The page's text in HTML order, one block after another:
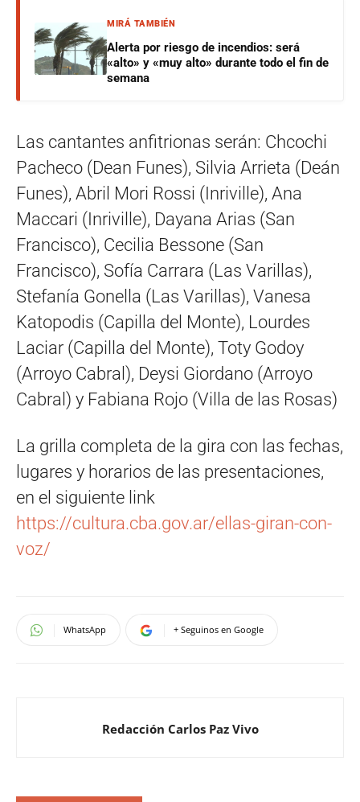
MIRÁ TAMBIÉN
Alerta por riesgo de incendios: será
«alto» y «muy alto» durante todo el fin de
semana
Las cantantes anfitrionas serán: Chcochi
Pacheco (Dean Funes), Silvia Arrieta (Deán
Funes), Abril Mori Rossi (Inriville), Ana
Maccari (Inriville), Dayana Arias (San
Francisco), Cecilia Bessone (San
Francisco), Sofía Carrara (Las Varillas),
Stefanía Gonella (Las Varillas), Vanesa
Katopodis (Capilla del Monte), Lourdes
Laciar (Capilla del Monte), Toty Godoy
(Arroyo Cabral), Deysi Giordano (Arroyo
Cabral) y Fabiana Rojo (Villa de las Rosas)
La grilla completa de la gira con las fechas,
lugares y horarios de las presentaciones,
en el siguiente link
https://cultura.cba.gov.ar/ellas-giran-con-
voz/
WhatsApp + Seguinos en Google
Redacción Carlos Paz Vivo